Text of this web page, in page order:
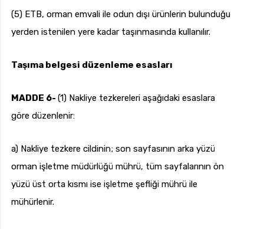
(5) ETB, orman emvali ile odun dışı ürünlerin bulunduğu
yerden istenilen yere kadar taşınmasında kullanılır.
Taşıma belgesi düzenleme esasları
MADDE 6- (1) Nakliye tezkereleri aşağıdaki esaslara
göre düzenlenir:
a) Nakliye tezkere cildinin; son sayfasının arka yüzü
orman işletme müdürlüğü mührü, tüm sayfalarının ön
yüzü üst orta kısmı ise işletme şefliği mührü ile
mühürlenir.